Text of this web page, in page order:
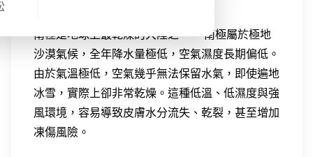
南極是地球上最乾燥的大陸之一。 南極屬於極地
沙漠氣候，全年降水量極低，空氣濕度長期偏低。
由於氣溫極低，空氣幾乎無法保留水氣，即使遍地
冰雪，實際上卻非常乾燥。這種低溫、低濕度與強
風環境，容易導致皮膚水分流失、乾裂，甚至增加
凍傷風險。